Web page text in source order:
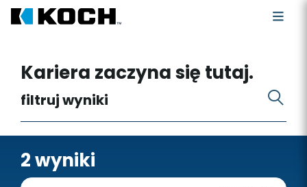
Kariera zaczyna się tutaj.
filtruj wyniki
2 wyniki